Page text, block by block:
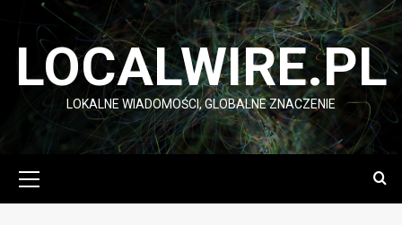
Przejdź
LOCALWIRE.PL
LOKALNE WIADOMOŚCI, GLOBALNE ZNACZENIE
główne